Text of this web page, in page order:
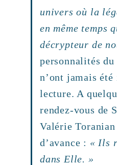
univers où la
en même temps
décrypteur de
personnalités
n’ont jamais
lecture. A
rendez-vous de
Valérie
d’avance : « Ils
dans Elle. »